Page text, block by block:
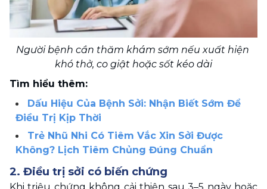
Người bệnh cần thăm khám sớm nếu xuất hiện
khó thở, co giật hoặc sốt kéo dài
Tìm hiểu thêm:
Dấu Hiệu Của Bệnh Sởi: Nhận Biết Sớm Để
Điều Trị Kịp Thời
Trẻ Nhũ Nhi Có Tiêm Vắc Xin Sởi Được
Không? Lịch Tiêm Chủng Đúng Chuẩn
2. Điều trị sởi có biến chứng